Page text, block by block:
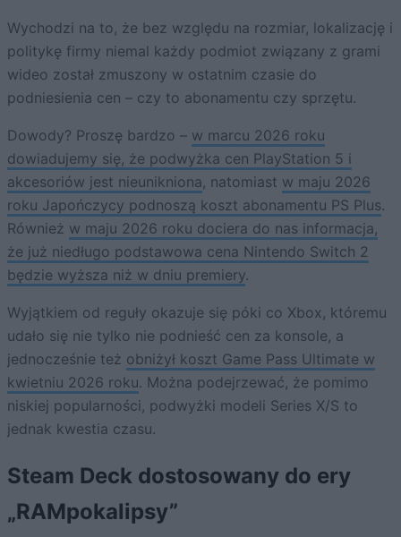
Wychodzi na to, że bez względu na rozmiar, lokalizację i
politykę firmy niemal każdy podmiot związany z grami
wideo został zmuszony w ostatnim czasie do
podniesienia cen – czy to abonamentu czy sprzętu.
Dowody? Proszę bardzo – w marcu 2026 roku
dowiadujemy się, że podwyżka cen PlayStation 5 i
akcesoriów jest nieunikniona, natomiast w maju 2026
roku Japończycy podnoszą koszt abonamentu PS Plus.
Również w maju 2026 roku dociera do nas informacja,
że już niedługo podstawowa cena Nintendo Switch 2
będzie wyższa niż w dniu premiery.
Wyjątkiem od reguły okazuje się póki co Xbox, któremu
udało się nie tylko nie podnieść cen za konsole, a
jednocześnie też obniżył koszt Game Pass Ultimate w
kwietniu 2026 roku. Można podejrzewać, że pomimo
niskiej popularności, podwyżki modeli Series X/S to
jednak kwestia czasu.
Steam Deck dostosowany do ery
„RAMpokalipsy”